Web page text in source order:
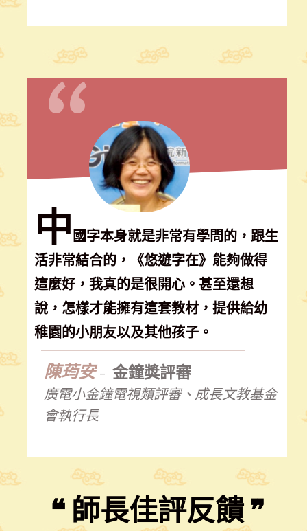
“
中國字本身就是非常有學問的，跟生
活非常結合的，《悠遊字在》能夠做得
這麼好，我真的是很開心。甚至還想
說，怎樣才能擁有這套教材，提供給幼
稚園的小朋友以及其他孩子。
陳荺安 - 金鐘獎評審
廣電小金鐘電視類評審、成長文教基金
會執行長
❝ 師長佳評反饋 ❞